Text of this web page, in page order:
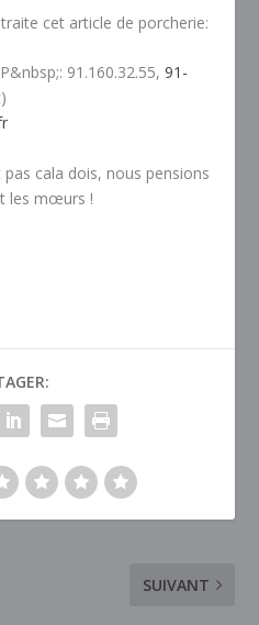
cet article de porcherie:
91.160.32.55,91-
)
pas cala dois, nous pensions
les mœurs !
SUIVANT